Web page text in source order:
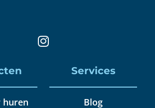
huren
Services
Blog